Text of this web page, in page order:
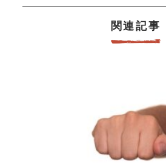
関連記事